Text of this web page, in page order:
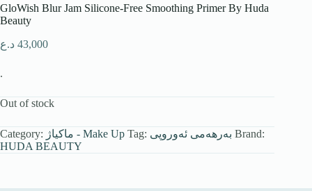
GloWish Blur Jam Silicone-Free Smoothing Primer By Huda
Beauty
43,000 د.ع
.
Out of stock
Category: ماكیاژ - Make Up Tag: بەرهەمی ئەوروپی Brand:
HUDA BEAUTY